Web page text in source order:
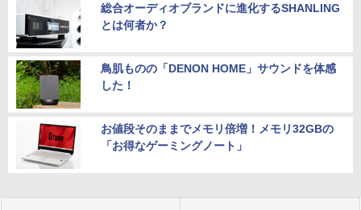
総合オーディオブランドに進化するSHANLING
とは何者か？
鳥肌ものの「DENON HOME」サウンドを体感
した！
お値段そのままでメモリ倍増！メモリ32GBの
「お得なゲーミングノート」